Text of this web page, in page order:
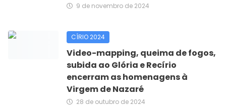
9 de novembro de 2024
CÍRIO 2024
Video-mapping, queima de fogos,
subida ao Glória e Recírio
encerram as homenagens à
Virgem de Nazaré
28 de outubro de 2024